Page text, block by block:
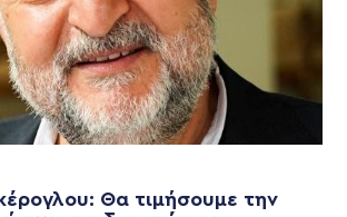
Θα τιμήσουμε την